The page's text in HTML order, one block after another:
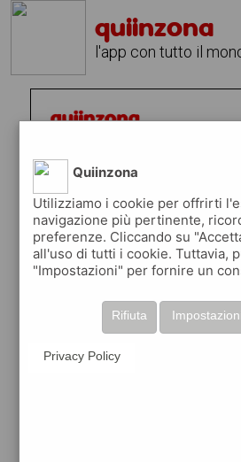
quiinzona
l'app con tutto il
Quiinzona
Utilizziamo i cookie per offrirti
navigazione più pertinente,
preferenze. Cliccando su
all'uso di tutti i cookie. Tuttavia,
"Impostazioni" per fornire un
Impostazioni
Rifiuta
Privacy Policy